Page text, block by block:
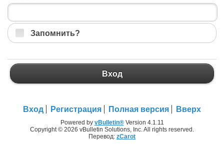
Запомнить?
Вход
Вход Регистрация Полная версия Вверх
Powered by vBulletin®Version 4.1.11
Copyright © 2026 vBulletin Solutions, Inc. All rights reserved.
Перевод: zCarot